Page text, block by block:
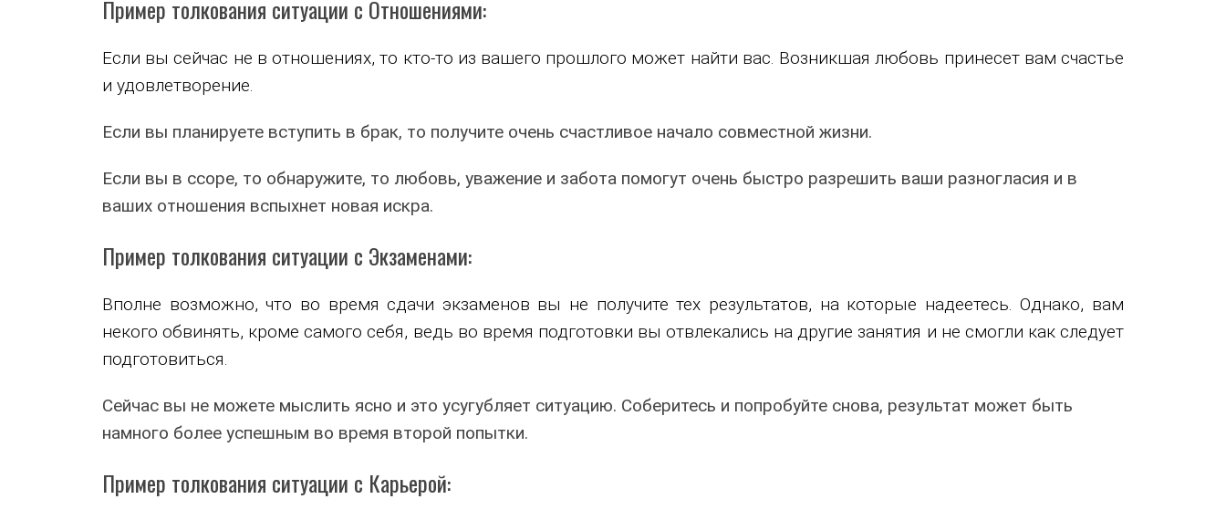
Пример толкования ситуации с Отношениями:
Если вы сейчас не в отношениях, то кто-то из вашего прошлого может найти вас. Возникшая любовь принесет вам счастье
и удовлетворение.
Если вы планируете вступить в брак, то получите очень счастливое начало совместной жизни.
Если вы в ссоре, то обнаружите, то любовь, уважение и забота помогут очень быстро разрешить ваши разногласия и в
ваших отношения вспыхнет новая искра.
Пример толкования ситуации с Экзаменами:
Вполне возможно, что во время сдачи экзаменов вы не получите тех результатов, на которые надеетесь. Однако, вам
некого обвинять, кроме самого себя, ведь во время подготовки вы отвлекались на другие занятия и не смогли как следует
подготовиться.
Сейчас вы не можете мыслить ясно и это усугубляет ситуацию. Соберитесь и попробуйте снова, результат может быть
намного более успешным во время второй попытки.
Пример толкования ситуации с Карьерой: